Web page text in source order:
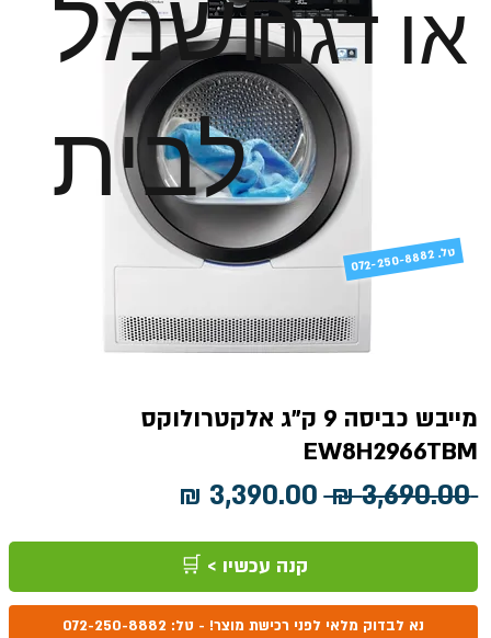
או דגם
לבית
מייבש כביסה 9 ק"ג אלקטרולוקס
EW8H2966TBM
‏3,690.00 ‏₪
מחיר
רגיל
מבצע
קנה עכשיו > 🛒
נא לבדוק מלאי לפני רכישת מוצר! - טל: 072-250-8882
072-250-8882 .טל